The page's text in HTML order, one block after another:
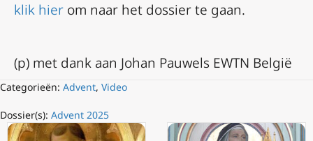
klik hier om naar het dossier te gaan.
(p) met dank aan Johan Pauwels EWTN België
Categorieën: Advent, Video
Dossier(s): Advent 2025